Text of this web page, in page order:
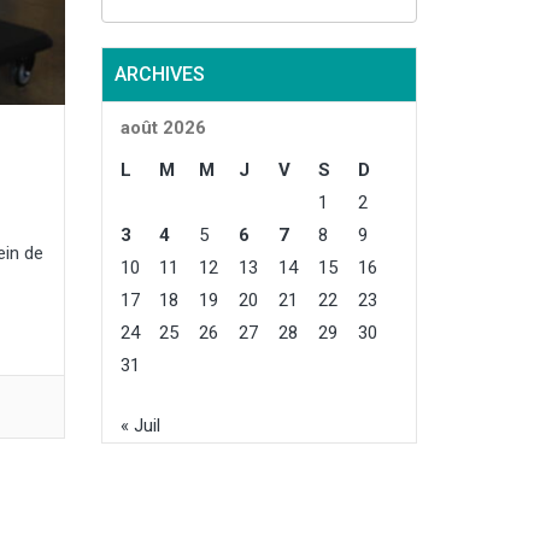
de
et de
de
le repli
par la
ARCHIVES
août 2026
L
M M J V S
D
1
2
3
4 5 6 7 8
9
10
11 12 13 14 15
16
17
18 19 20 21 22
23
24
25 26 27 28 29
30
31
« Juil